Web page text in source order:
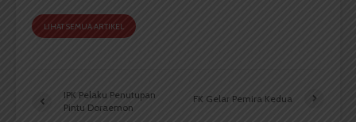
LIHAT SEMUA ARTIKEL
IPK Pelaku Penutupan
Pintu Doraemon
FK Gelar Pemira Kedua